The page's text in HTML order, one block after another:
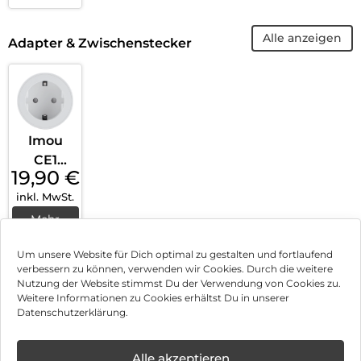
Um unsere Website für Dich optimal zu gestalten und fortlaufend
verbessern zu können, verwenden wir Cookies. Durch die weitere
Nutzung der Website stimmst Du der Verwendung von Cookies zu.
Weitere Informationen zu Cookies erhältst Du in unserer
Datenschutzerklärung.
Alle akzeptieren
Adapter & Zwischenstecker Alle anzeigen
Imou
CE1
Smart
Plug
2500 W
19,90 €
inkl. MwSt.
Mehr
Impressum